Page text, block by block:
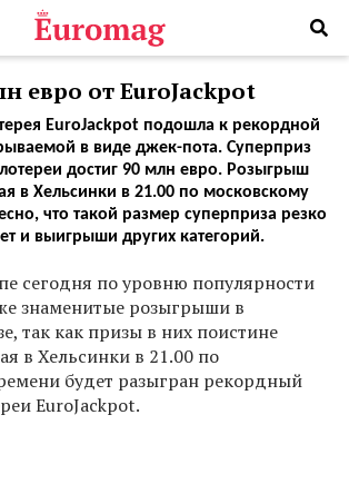
евро от EuroJackpot
EuroJackpot подошла к рекордной
в виде джек-пота. Суперприз
достиг 90 млн евро. Розыгрыш
в Хельсинки в 21.00 по московскому
что такой размер суперприза резко
и выигрыши других категорий.
сегодня по уровню популярности
знаменитые розыгрыши в
так как призы в них поистине
в Хельсинки в 21.00 по
будет разыгран рекордный
EuroJackpot.